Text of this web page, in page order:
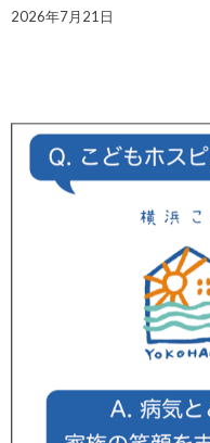
2026年7月21日